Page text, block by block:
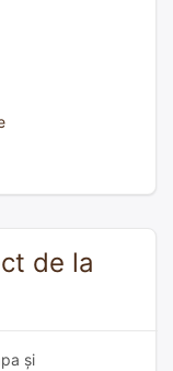
de la
și